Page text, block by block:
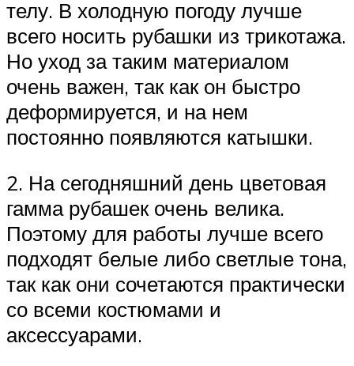
телу. В холодную погоду лучше
всего носить рубашки из трикотажа.
Но уход за таким материалом
очень важен, так как он быстро
деформируется, и на нем
постоянно появляются катышки.
2. На сегодняшний день цветовая
гамма рубашек очень велика.
Поэтому для работы лучше всего
подходят белые либо светлые тона,
так как они сочетаются практически
со всеми костюмами и
аксессуарами.